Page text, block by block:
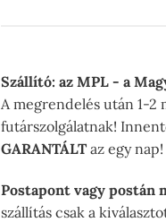
Szállító: az MPL - a
A megrendelés után 1-2
futárszolgálatnak!
GARANTÁLTaz egy
Postapont vagy postán
szállítás csak a